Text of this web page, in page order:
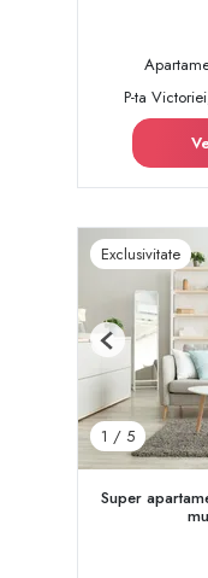
P-ta
Exclusivitate
1 / 5
Previous
Super